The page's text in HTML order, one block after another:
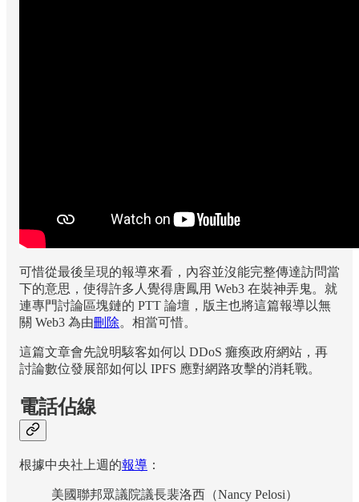
可惜從最後呈現的報導來看，內容並沒能完整傳達訪問當
下的意思，使得許多人覺得唐鳳用 Web3 在裝神弄鬼。就
連專門討論區塊鏈的 PTT 論壇，版主也將這篇報導以無
關 Web3 為由刪除。相當可惜。
這篇文章會先說明駭客如何以 DDoS 癱瘓政府網站，再
討論數位發展部如何以 IPFS 應對網路攻擊的消耗戰。
電話佔線
根據中央社上週的報導 ：
美國聯邦眾議院議長裴洛西（Nancy Pelosi）